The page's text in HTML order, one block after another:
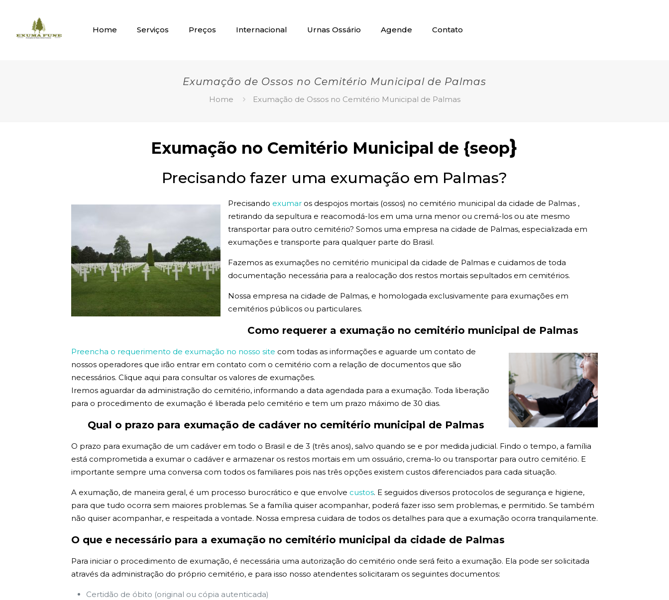
Home Serviços Preços Internacional Urnas Ossário Agende Contato
Exumação de Ossos no Cemitério Municipal de Palmas
Home Exumação de Ossos no Cemitério Municipal de Palmas
Exumação no Cemitério Municipal de {seop}
Precisando fazer uma exumação em Palmas?
Precisando exumaros despojos mortais (ossos) no cemitério municipal da cidade de Palmas ,
retirando da sepultura e reacomodá-los em uma urna menor ou cremá-los ou ate mesmo
transportar para outro cemitério? Somos uma empresa na cidade de Palmas, especializada em
exumações e transporte para qualquer parte do Brasil.
Fazemos as exumações no cemitério municipal da cidade de Palmas e cuidamos de toda
documentação necessária para a realocação dos restos mortais sepultados em cemitérios.
Nossa empresa na cidade de Palmas, e homologada exclusivamente para exumações em
cemitérios públicos ou particulares.
Como requerer a exumação no cemitério municipal de Palmas
Preencha o requerimento de exumação no nosso site com todas as informações e aguarde um contato de
nossos operadores que irão entrar em contato com o cemitério com a relação de documentos que são
necessários. Clique aqui para consultar os valores de exumações.
Iremos aguardar da administração do cemitério, informando a data agendada para a exumação. Toda liberação
para o procedimento de exumação é liberada pelo cemitério e tem um prazo máximo de 30 dias.
Qual o prazo para exumação de cadáver no cemitério municipal de Palmas
O prazo para exumação de um cadáver em todo o Brasil e de 3 (três anos), salvo quando se e por medida judicial. Findo o tempo, a família
está comprometida a exumar o cadáver e armazenar os restos mortais em um ossuário, crema-lo ou transportar para outro cemitério. E
importante sempre uma conversa com todos os familiares pois nas três opções existem custos diferenciados para cada situação.
A exumação, de maneira geral, é um processo burocrático e que envolve custos. E seguidos diversos protocolos de segurança e higiene,
para que tudo ocorra sem maiores problemas. Se a família quiser acompanhar, poderá fazer isso sem problemas, e permitido. Se também
não quiser acompanhar, e respeitada a vontade. Nossa empresa cuidara de todos os detalhes para que a exumação ocorra tranquilamente.
O que e necessário para a exumação no cemitério municipal da cidade de Palmas
Para iniciar o procedimento de exumação, é necessária uma autorização do cemitério onde será feito a exumação. Ela pode ser solicitada
através da administração do próprio cemitério, e para isso nosso atendentes solicitaram os seguintes documentos:
Certidão de óbito (original ou cópia autenticada)